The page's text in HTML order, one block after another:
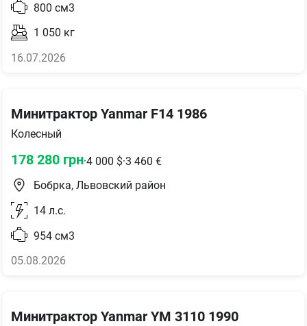
800 см3
1 050 кг
16.07.2026
Минитрактор Yanmar F14 1986
Колесный
178 280 грн·4 000 $·3 460 €
Бобрка, Львовский район
14 л.с.
954 см3
05.08.2026
Минитрактор Yanmar YM 3110 1990